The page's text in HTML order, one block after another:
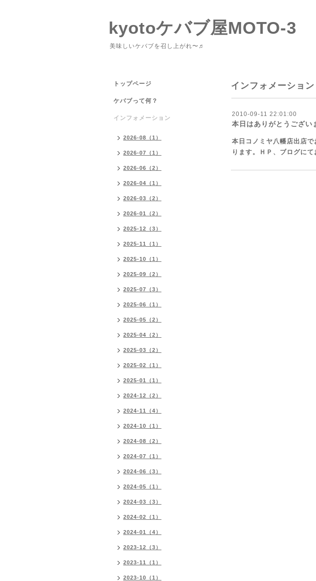
kyotoケバブ屋MOTO-3
美味しいケバブを召し上がれ〜♬
インフォメーション
2010-09-11 22:01:00
本日はありがとうござい
本日コノミヤ八幡店出店
ります。ＨＰ、ブログに
トップページ
ケバブって何？
インフォメーション
2026-08（1）
2026-07（1）
2026-06（2）
2026-04（1）
2026-03（2）
2026-01（2）
2025-12（3）
2025-11（1）
2025-10（1）
2025-09（2）
2025-07（3）
2025-06（1）
2025-05（2）
2025-04（2）
2025-03（2）
2025-02（1）
2025-01（1）
2024-12（2）
2024-11（4）
2024-10（1）
2024-08（2）
2024-07（1）
2024-06（3）
2024-05（1）
2024-03（3）
2024-02（1）
2024-01（4）
2023-12（3）
2023-11（1）
2023-10（1）